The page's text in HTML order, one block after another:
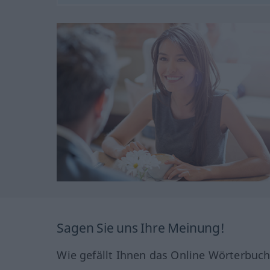
Sagen Sie uns Ihre Meinung!
Wie gefällt Ihnen das Online